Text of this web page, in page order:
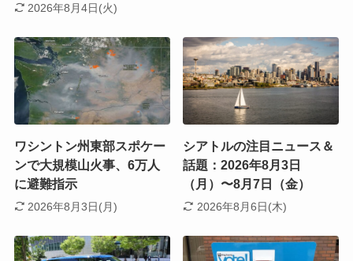
2026年8月4日(火)
ワシントン州東部スポケー
ンで大規模山火事、6万人
に避難指示
2026年8月3日(月)
シアトルの注目ニュース＆
話題：2026年8月3日
（月）〜8月7日（金）
2026年8月6日(木)